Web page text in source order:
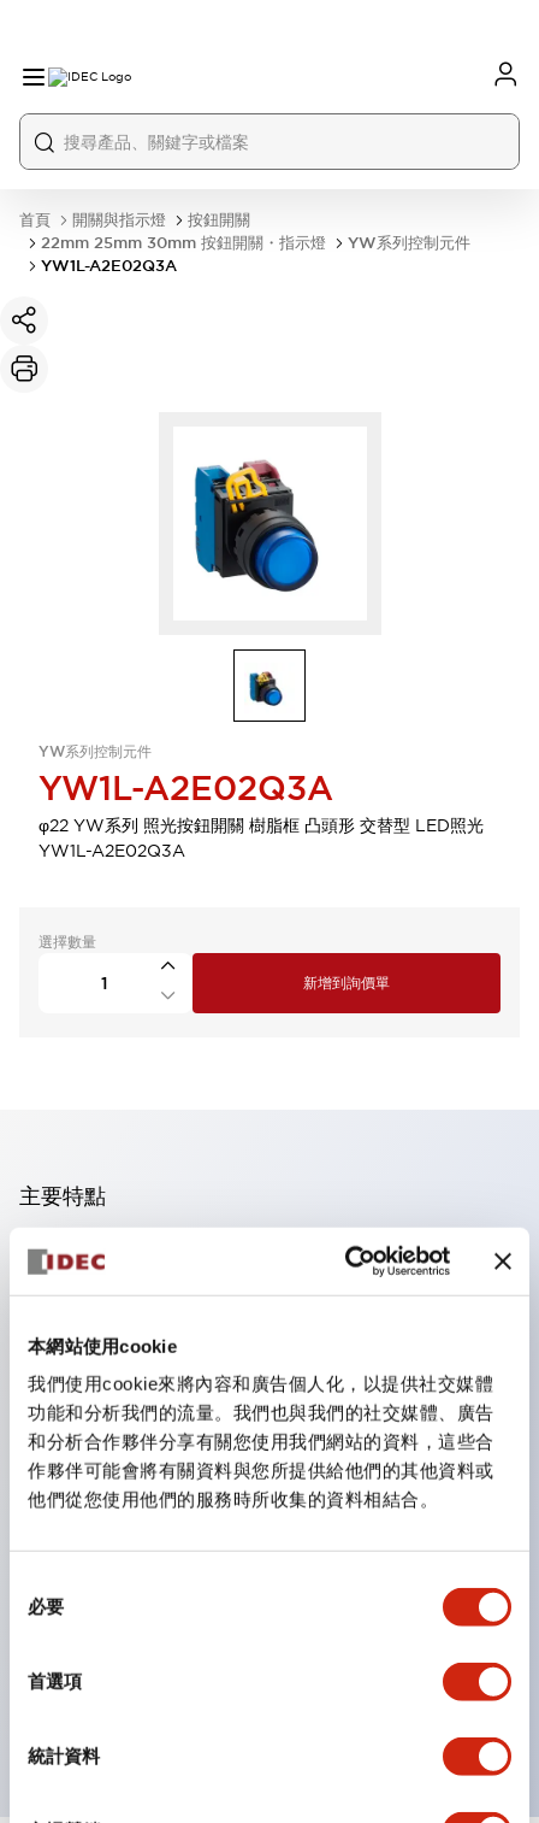
本網站使用cookie
我們使用cookie來將內容和廣告個人化，以提供社交媒體
功能和分析我們的流量。我們也與我們的社交媒體、廣告
和分析合作夥伴分享有關您使用我們網站的資料，這些合
作夥伴可能會將有關資料與您所提供給他們的其他資料或
他們從您使用他們的服務時所收集的資料相結合。
必要
首選項
統計資料
首頁 開關與指示燈
按鈕開關
22mm 25mm 30mm 按鈕開關・指示燈
YW系列控制元件
YW1L-A2E02Q3A
YW系列控制元件
YW1L-A2E02Q3A
φ22 YW系列 照光按鈕開關 樹脂框 凸頭形 交替型 LED照光
YW1L-A2E02Q3A
選擇數量
新增到詢價單
主要特點
手指安全型螺絲端子。
保護等級為 IP20(IEC60529)（面板前為IP65）。
另具備鑰匙選擇開關，一體型指示燈，機種豐富！
備有符合國際標準的緊急停止開關。備有照明與非照明
型。解除鎖定方式有拉出或旋轉型。具備直接開路動作功
能（IEC60947-5-1 附件K）。具備安全鎖定結構
（IEC60947-5-5 6.2）。
指示燈採用大燈罩，確保更廣的視角和範圍，增強安全
性。
線引起的反光。